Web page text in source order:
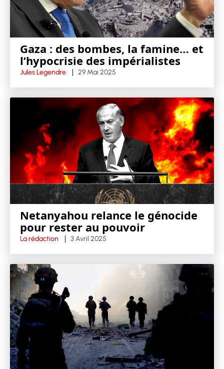
Gaza : des bombes, la famine… et
l’hypocrisie des impérialistes
Jules Legendre 29 Mai 2025
Netanyahou relance le génocide
pour rester au pouvoir
La rédaction 3 Avril 2025